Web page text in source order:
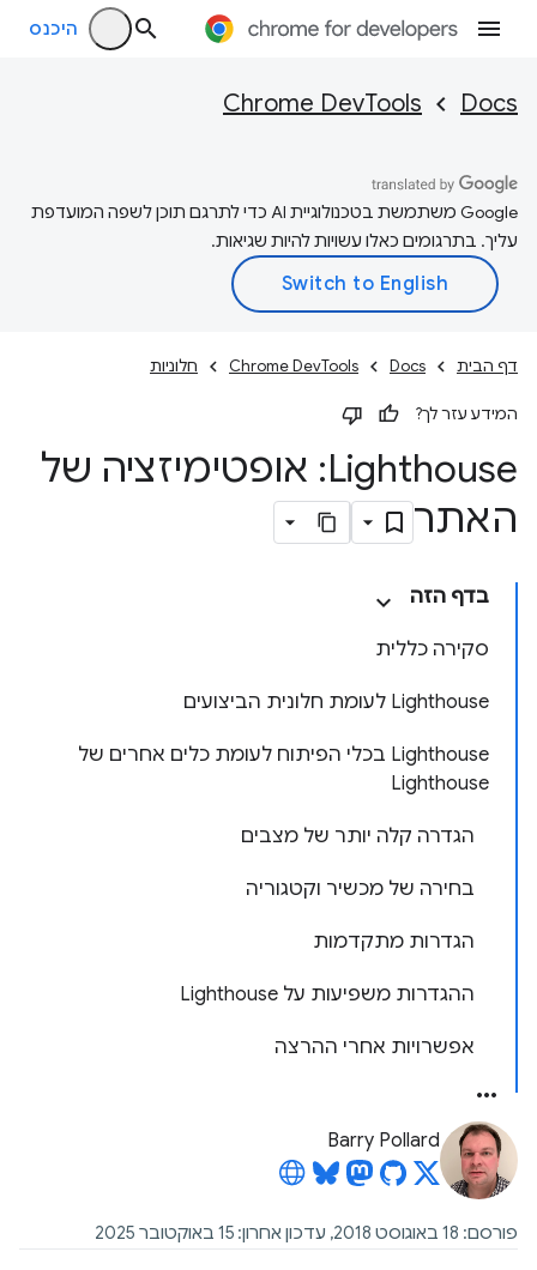
היכנס
Docs
Chrome DevTools
‫Google משתמשת בטכנולוגיית AI כדי לתרגם תוכן לשפה המועדפת
עליך. בתרגומים כאלו עשויות להיות שגיאות.
דף הבית Docs
Chrome DevTools חלוניות
המידע עזר לך?
Lighthouse: אופטימיזציה של
האתר
בדף הזה
סקירה כללית
Lighthouse לעומת חלונית הביצועים
Lighthouse בכלי הפיתוח לעומת כלים אחרים של
Lighthouse
הגדרה קלה יותר של מצבים
בחירה של מכשיר וקטגוריה
הגדרות מתקדמות
ההגדרות משפיעות על Lighthouse
אפשרויות אחרי ההרצה
Barry Pollard
פורסם: 18 באוגוסט 2018, עדכון אחרון: 15 באוקטובר 2025